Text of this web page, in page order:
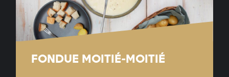
FONDUE MOITIÉ-MOITIÉ